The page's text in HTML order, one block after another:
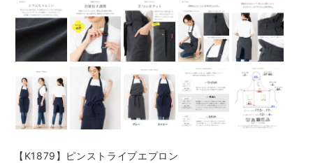
【K1879】ピンストライプエプロン